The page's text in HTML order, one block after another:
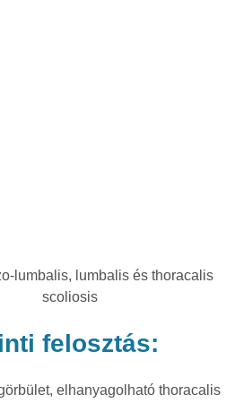
lumbalis, lumbalis és thoracalis
scoliosis
felosztás:
elhanyagolható thoracalis